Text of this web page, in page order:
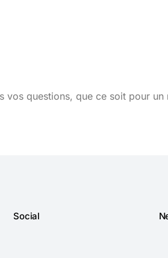
questions, que ce soit pour
Social